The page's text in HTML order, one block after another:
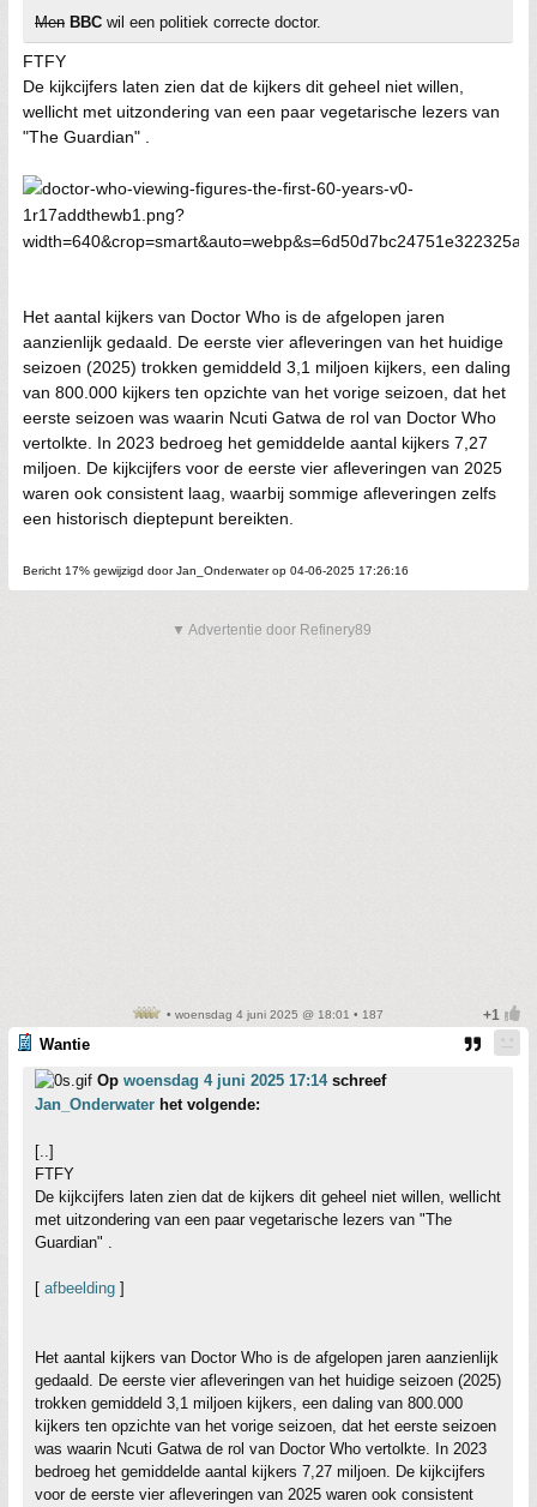
Men BBC wil een politiek correcte doctor.
FTFY
De kijkcijfers laten zien dat de kijkers dit geheel niet willen,
wellicht met uitzondering van een paar vegetarische lezers van
"The Guardian" .
Het aantal kijkers van Doctor Who is de afgelopen jaren
aanzienlijk gedaald. De eerste vier afleveringen van het huidige
seizoen (2025) trokken gemiddeld 3,1 miljoen kijkers, een daling
van 800.000 kijkers ten opzichte van het vorige seizoen, dat het
eerste seizoen was waarin Ncuti Gatwa de rol van Doctor Who
vertolkte. In 2023 bedroeg het gemiddelde aantal kijkers 7,27
miljoen. De kijkcijfers voor de eerste vier afleveringen van 2025
waren ook consistent laag, waarbij sommige afleveringen zelfs
een historisch dieptepunt bereikten.
Bericht 17% gewijzigd door Jan_Onderwater op 04-06-2025 17:26:16
▼ Advertentie door Refinery89
• woensdag 4 juni 2025 @ 18:01 • 187
Wantie
Op woensdag 4 juni 2025 17:14schreef
Jan_Onderwater het volgende:
[..]
FTFY
De kijkcijfers laten zien dat de kijkers dit geheel niet willen, wellicht
met uitzondering van een paar vegetarische lezers van "The
Guardian" .
[ afbeelding ]
Het aantal kijkers van Doctor Who is de afgelopen jaren aanzienlijk
gedaald. De eerste vier afleveringen van het huidige seizoen (2025)
trokken gemiddeld 3,1 miljoen kijkers, een daling van 800.000
kijkers ten opzichte van het vorige seizoen, dat het eerste seizoen
was waarin Ncuti Gatwa de rol van Doctor Who vertolkte. In 2023
bedroeg het gemiddelde aantal kijkers 7,27 miljoen. De kijkcijfers
voor de eerste vier afleveringen van 2025 waren ook consistent